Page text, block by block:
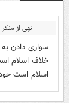
نهی از منکر
سواری دادن
خلاف اسلام
اسلام است